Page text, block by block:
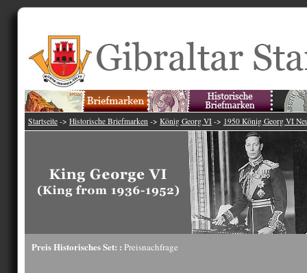
Startseite -> Historische Briefmarken -> König Georg VI -> 1950 König Georg VI
Preis Historisches Set: : Preisnachfrage